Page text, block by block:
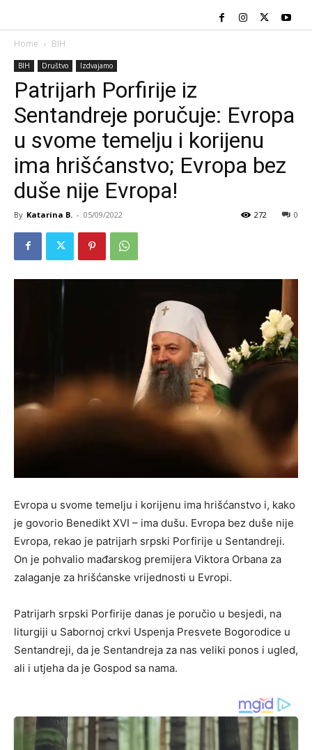
Home BIH
BIH Društvo Izdvajamo
Patrijarh Porfirije iz
Sentandreje poručuje: Evropa
u svome temelju i korijenu
ima hrišćanstvo; Evropa bez
duše nije Evropa!
By Katarina B. - 05/09/2022 0
272
Evropa u svome temelju i korijenu ima hrišćanstvo i, kako
je govorio Benedikt XVI – ima dušu. Evropa bez duše nije
Evropa, rekao je patrijarh srpski Porfirije u Sentandreji.
On je pohvalio mađarskog premijera Viktora Orbana za
zalaganje za hrišćanske vrijednosti u Evropi.
Patrijarh srpski Porfirije danas je poručio u besjedi, na
liturgiji u Sabornoj crkvi Uspenja Presvete Bogorodice u
Sentandreji, da je Sentandreja za nas veliki ponos i ugled,
ali i utjeha da je Gospod sa nama.